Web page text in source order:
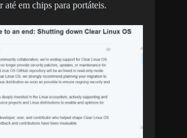
até em chips para portáteis.